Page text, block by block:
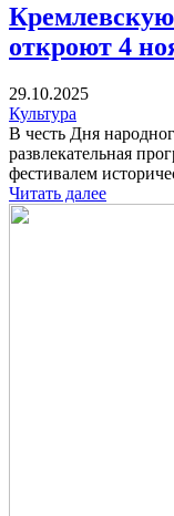
откроют 4
29.10.2025
Культура
В честь Дня
развлекательная
фестивалем
Читать далее